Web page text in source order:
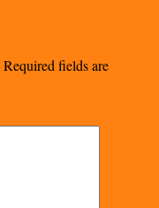
Required fields are